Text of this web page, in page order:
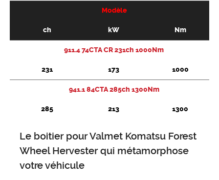
Chercher
Modèle
ch kW Nm
911.4 74CTA CR 231ch 1000Nm
231 173 1000
941.1 84CTA 285ch 1300Nm
285 213 1300
Le boitier pour Valmet Komatsu Forest
Wheel Hervester qui métamorphose
votre véhicule